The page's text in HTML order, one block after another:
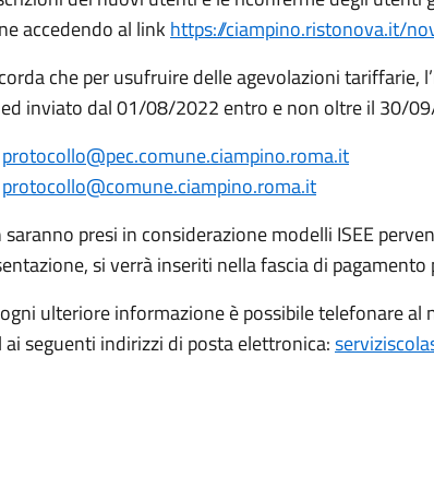
accedendo al link https://ciampino.ristonova.it/
che per usufruire delle agevolazioni tariffarie,
inviato dal 01/08/2022 entro e non oltre il 30/
protocollo@pec.comune.ciampino.roma.it
protocollo@comune.ciampino.roma.it
saranno presi in considerazione modelli ISEE
si verrà inseriti nella fascia di pagamento
ulteriore informazione è possibile telefonare
ai seguenti indirizzi di posta elettronica: